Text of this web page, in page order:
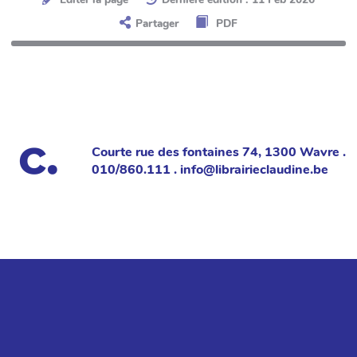
Partager
PDF
Courte rue des fontaines 74, 1300 Wavre .
010/860.111 . info@librairieclaudine.be